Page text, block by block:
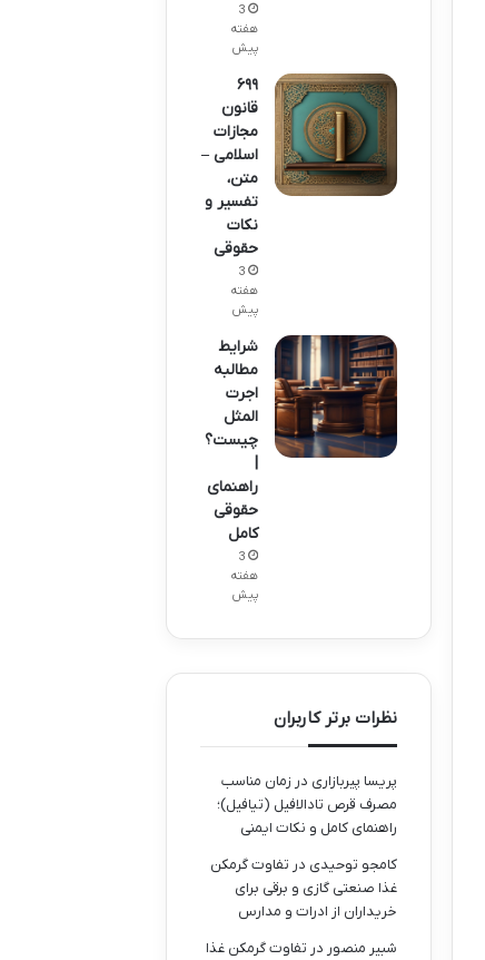
3
هفته
پیش
۶۹۹
قانون
مجازات
اسلامی –
متن،
تفسیر و
نکات
حقوقی
3
هفته
پیش
شرایط
مطالبه
اجرت
المثل
چیست؟
راهنمای
حقوقی
کامل
3
هفته
پیش
نظرات برتر کاربران
پریسا پیربازاری در زمان مناسب
مصرف قرص تادالافیل (تیافیل)؛
راهنمای کامل و نکات ایمنی
کامجو توحیدی در تفاوت گرمکن
غذا صنعتی گازی و برقی برای
خریداران از ادرات و مدارس
شبیر منصور در تفاوت گرمکن غذا